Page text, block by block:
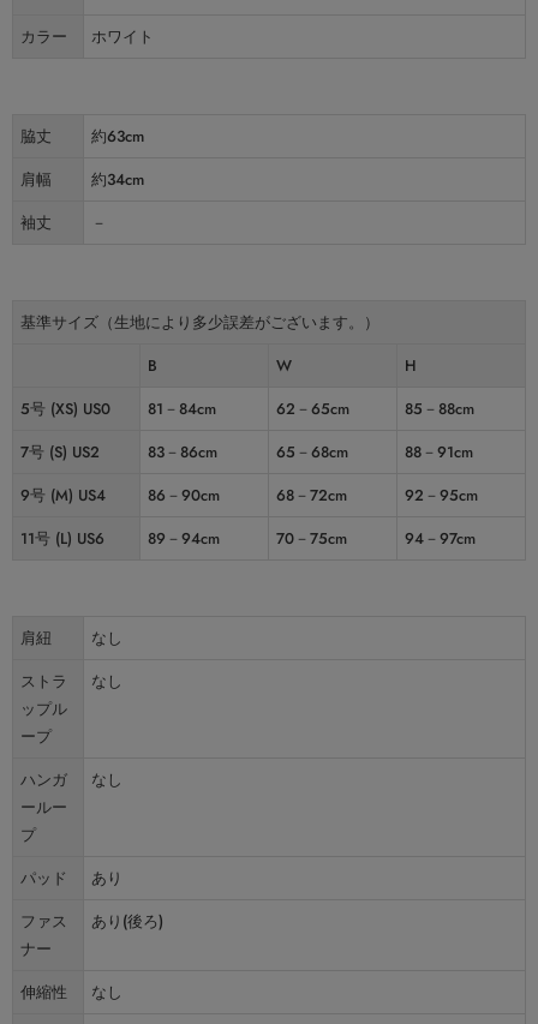
カラー ホワイト
脇丈
約63cm
肩幅
約34cm
袖丈
－
基準サイズ（生地により多少誤差がございます。）
B
W
H
5号 (XS) US0
81－84cm 62－65cm
85－88cm
7号 (S) US2
83－86cm 65－68cm
88－91cm
9号 (M) US4
86－90cm 68－72cm
92－95cm
11号 (L) US6
89－94cm 70－75cm 94－97cm
肩紐
なし
ストラ
ップル
ープ
なし
ハンガ
ールー
プ
なし
パッド
あり
ファス
ナー
あり(後ろ)
伸縮性
なし